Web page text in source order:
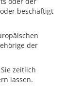
beschäftigt
der
zeitlich
lassen.